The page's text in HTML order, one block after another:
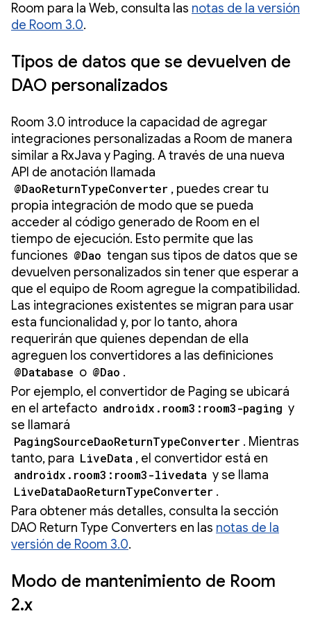
Room para la Web, consulta las notas de la versión
de Room 3.0.
Tipos de datos que se devuelven de
DAO personalizados
Room 3.0 introduce la capacidad de agregar
integraciones personalizadas a Room de manera
similar a RxJava y Paging. A través de una nueva
API de anotación llamada
@DaoReturnTypeConverter , puedes crear tu
propia integración de modo que se pueda
acceder al código generado de Room en el
tiempo de ejecución. Esto permite que las
funciones @Dao tengan sus tipos de datos que se
devuelven personalizados sin tener que esperar a
que el equipo de Room agregue la compatibilidad.
Las integraciones existentes se migran para usar
esta funcionalidad y, por lo tanto, ahora
requerirán que quienes dependan de ella
agreguen los convertidores a las definiciones
@Database o @Dao .
Por ejemplo, el convertidor de Paging se ubicará
en el artefacto androidx.room3:room3-paging y
se llamará
PagingSourceDaoReturnTypeConverter . Mientras
tanto, para LiveData , el convertidor está en
androidx.room3:room3-livedata y se llama
LiveDataDaoReturnTypeConverter .
Para obtener más detalles, consulta la sección
DAO Return Type Converters en las notas de la
versión de Room 3.0.
Modo de mantenimiento de Room
2.x